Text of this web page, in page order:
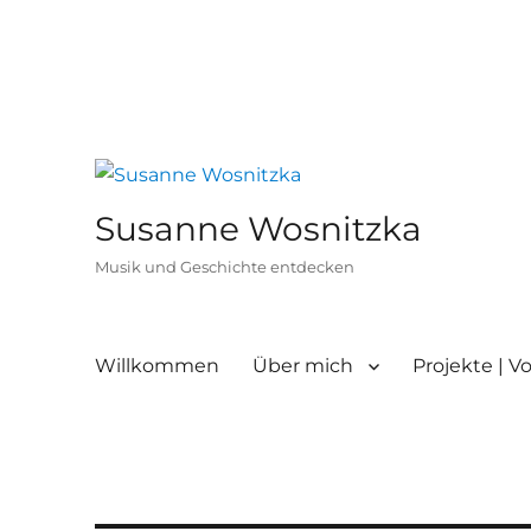
Susanne Wosnitzka
Musik und Geschichte entdecken
Willkommen Über mich Projekte |